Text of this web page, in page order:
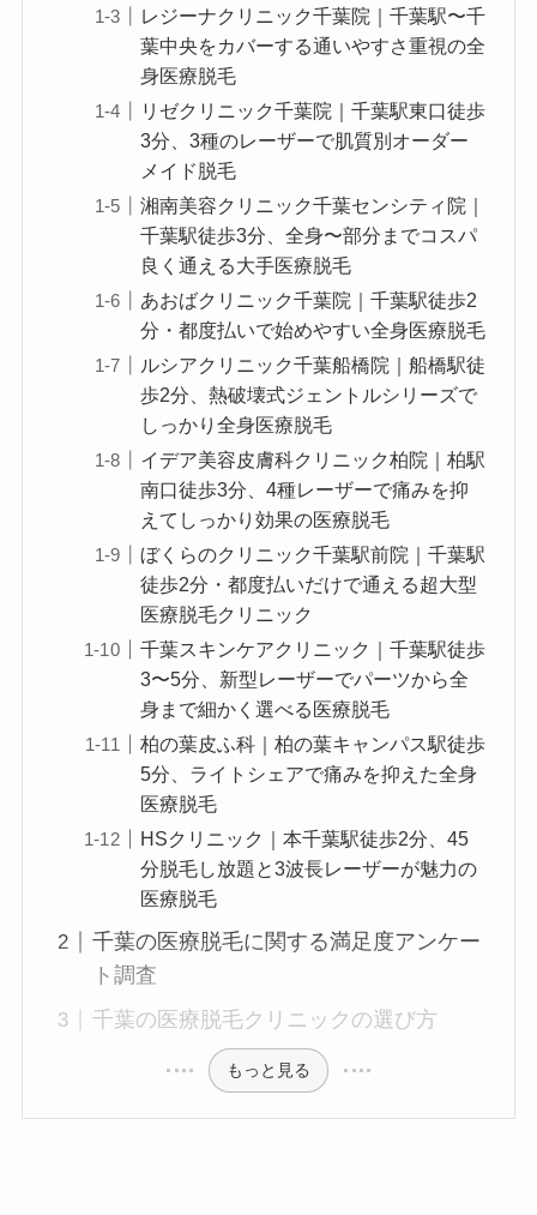
レジーナクリニック千葉院｜千葉駅〜千
葉中央をカバーする通いやすさ重視の全
身医療脱毛
リゼクリニック千葉院｜千葉駅東口徒歩
3分、3種のレーザーで肌質別オーダー
メイド脱毛
湘南美容クリニック千葉センシティ院｜
千葉駅徒歩3分、全身〜部分までコスパ
良く通える大手医療脱毛
あおばクリニック千葉院｜千葉駅徒歩2
分・都度払いで始めやすい全身医療脱毛
ルシアクリニック千葉船橋院｜船橋駅徒
歩2分、熱破壊式ジェントルシリーズで
しっかり全身医療脱毛
イデア美容皮膚科クリニック柏院｜柏駅
南口徒歩3分、4種レーザーで痛みを抑
えてしっかり効果の医療脱毛
ぼくらのクリニック千葉駅前院｜千葉駅
徒歩2分・都度払いだけで通える超大型
医療脱毛クリニック
千葉スキンケアクリニック｜千葉駅徒歩
3〜5分、新型レーザーでパーツから全
身まで細かく選べる医療脱毛
柏の葉皮ふ科｜柏の葉キャンパス駅徒歩
5分、ライトシェアで痛みを抑えた全身
医療脱毛
HSクリニック｜本千葉駅徒歩2分、45
分脱毛し放題と3波長レーザーが魅力の
医療脱毛
千葉の医療脱毛に関する満足度アンケー
ト調査
千葉の医療脱毛クリニックの選び方
もっと見る